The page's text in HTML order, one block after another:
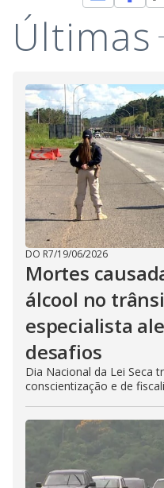
Últimas
DO R7/19/06/2026
Mortes
álcool no
especialista
desafios
Dia Nacional da Lei Seca
conscientização e de